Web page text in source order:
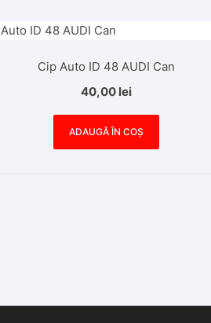
Cip Auto ID 48 AUDI Can
40,00 lei
ADAUGĂ ÎN COȘ